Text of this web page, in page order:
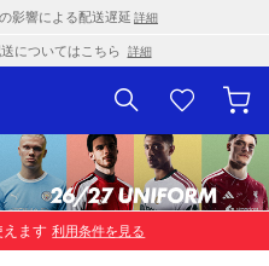
影響による配送遅延 詳細
についてはこちら 詳細
えます 利用条件を見る